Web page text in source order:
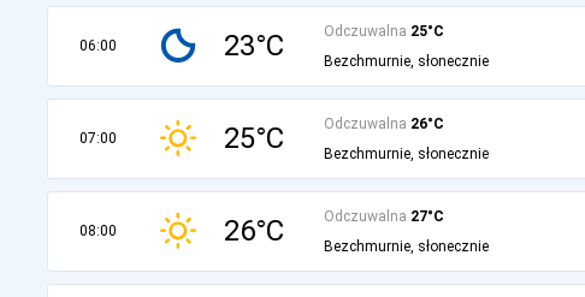
06:00 23°C Odczuwalna 25°C
Bezchmurnie, słonecznie
07:00 25°C Odczuwalna 26°C
Bezchmurnie, słonecznie
08:00 26°C Odczuwalna 27°C
Bezchmurnie, słonecznie